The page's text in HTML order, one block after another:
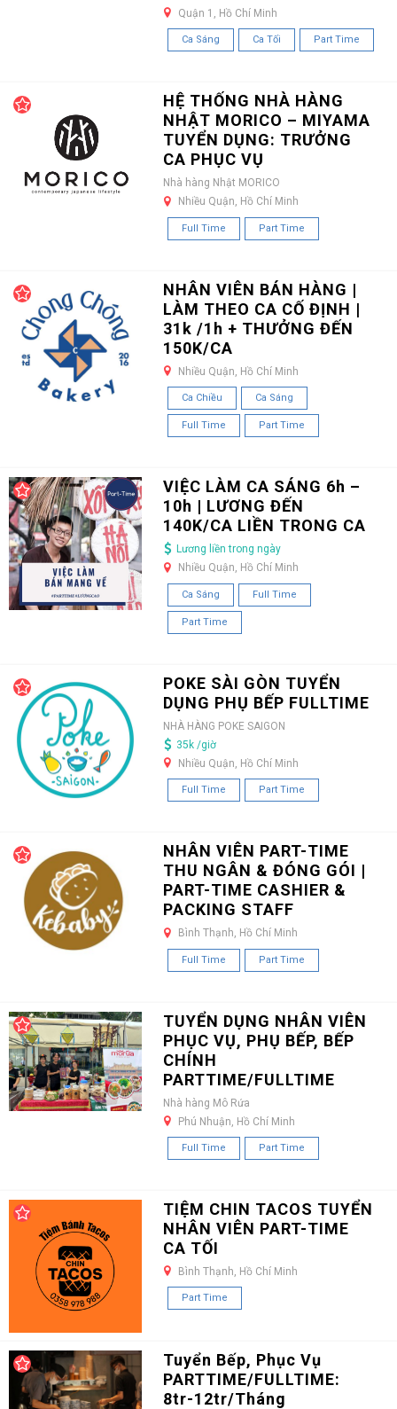
Quận 1, Hồ Chí Minh
Ca Sáng Ca Tối Part Time
HỆ THỐNG NHÀ HÀNG
NHẬT MORICO – MIYAMA
TUYỂN DỤNG: TRƯỞNG
CA PHỤC VỤ
Nhà hàng Nhật MORICO
Nhiều Quận, Hồ Chí Minh
Full Time Part Time
NHÂN VIÊN BÁN HÀNG |
LÀM THEO CA CỐ ĐỊNH |
31k /1h + THƯỞNG ĐẾN
150K/CA
Nhiều Quận, Hồ Chí Minh
Ca Chiều Ca Sáng
Full Time Part Time
VIỆC LÀM CA SÁNG 6h –
10h | LƯƠNG ĐẾN
140K/CA LIỀN TRONG CA
Lương liền trong ngày
Nhiều Quận, Hồ Chí Minh
Ca Sáng Full Time
Part Time
POKE SÀI GÒN TUYỂN
DỤNG PHỤ BẾP FULLTIME
NHÀ HÀNG POKE SAIGON
35k /giờ
Nhiều Quận, Hồ Chí Minh
Full Time Part Time
NHÂN VIÊN PART-TIME
THU NGÂN & ĐÓNG GÓI |
PART-TIME CASHIER &
PACKING STAFF
Bình Thạnh, Hồ Chí Minh
Full Time Part Time
TUYỂN DỤNG NHÂN VIÊN
PHỤC VỤ, PHỤ BẾP, BẾP
CHÍNH
PARTTIME/FULLTIME
Nhà hàng Mô Rứa
Phú Nhuận, Hồ Chí Minh
Full Time Part Time
TIỆM CHIN TACOS TUYỂN
NHÂN VIÊN PART-TIME
CA TỐI
Bình Thạnh, Hồ Chí Minh
Part Time
Tuyển Bếp, Phục Vụ
PARTTIME/FULLTIME:
8tr-12tr/Tháng